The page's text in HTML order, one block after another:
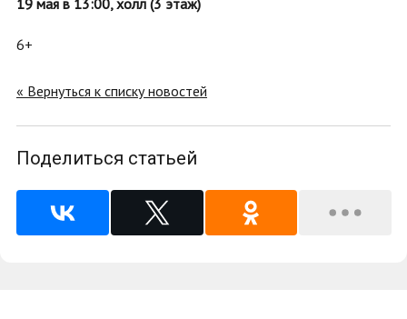
19 мая в 13:00, холл (3 этаж)
6+
« Вернуться к списку новостей
Поделиться статьей